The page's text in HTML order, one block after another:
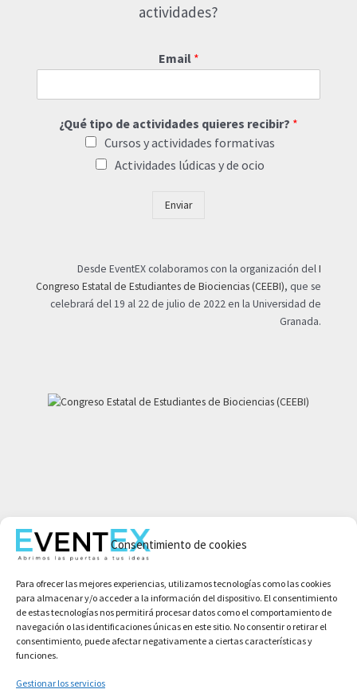
Consentimiento de cookies
Para ofrecer las mejores experiencias, utilizamos tecnologías como las cookies
para almacenar y/o acceder a la información del dispositivo. El consentimiento
de estas tecnologías nos permitirá procesar datos como el comportamiento de
navegación o las identificaciones únicas en este sitio. No consentir o retirar el
consentimiento, puede afectar negativamente a ciertas características y
funciones.
Gestionar los servicios
actividades?
Email *
¿Qué tipo de actividades quieres recibir? *
Cursos y actividades formativas
Actividades lúdicas y de ocio
Enviar
Desde EventEX colaboramos con la organización delI
Congreso Estatal de Estudiantes de Biociencias (CEEBI), que se
celebrará del 19 al 22 de julio de 2022 en la Universidad de
Granada.
Aviso legal
Política de privacidad
Condiciones de compra
Política de cookies